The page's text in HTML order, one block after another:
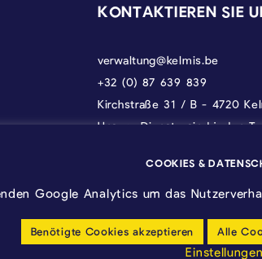
KONTAKTIEREN SIE
verwaltung@kelmis.be
+32 (0) 87 639 839
Kirchstraße 31 / B - 4720
Unsere Dienste sind jeden
COOKIES &
Google Analytics um das
Benötigte Cookies akzeptieren Alle
Einstellungen